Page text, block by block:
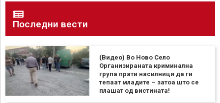
Последни вести
(Видео) Во Ново Село
Организираната криминална
група прати насилници да ги
тепаат младите – затоа што се
плашат од вистината!